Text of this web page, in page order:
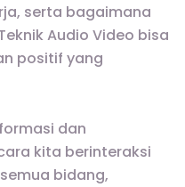
serta bagaimana
Audio Video bisa
positif yang
dan
kita berinteraksi
bidang,